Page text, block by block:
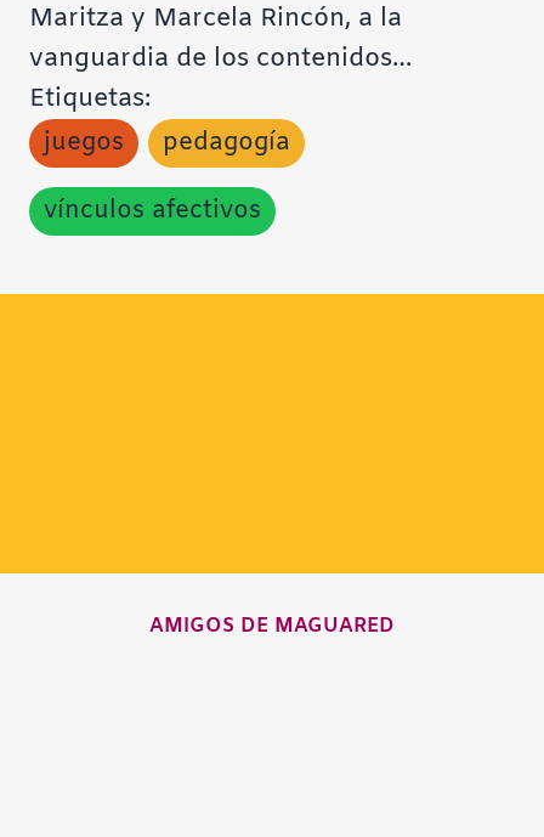
Maritza y Marcela Rincón, a la
vanguardia de los contenidos…
Etiquetas:
juegos
pedagogía
vínculos afectivos
AMIGOS DE MAGUARED